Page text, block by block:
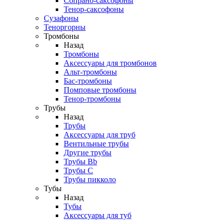
Тенор-саксофоны
Сузафоны
Теноргорны
Тромбоны
Назад
Тромбоны
Аксессуары для тромбонов
Альт-тромбоны
Бас-тромбоны
Помповые тромбоны
Тенор-тромбоны
Трубы
Назад
Трубы
Аксессуары для труб
Вентильные трубы
Другие трубы
Трубы Bb
Трубы C
Трубы пикколо
Тубы
Назад
Тубы
Аксессуары для туб